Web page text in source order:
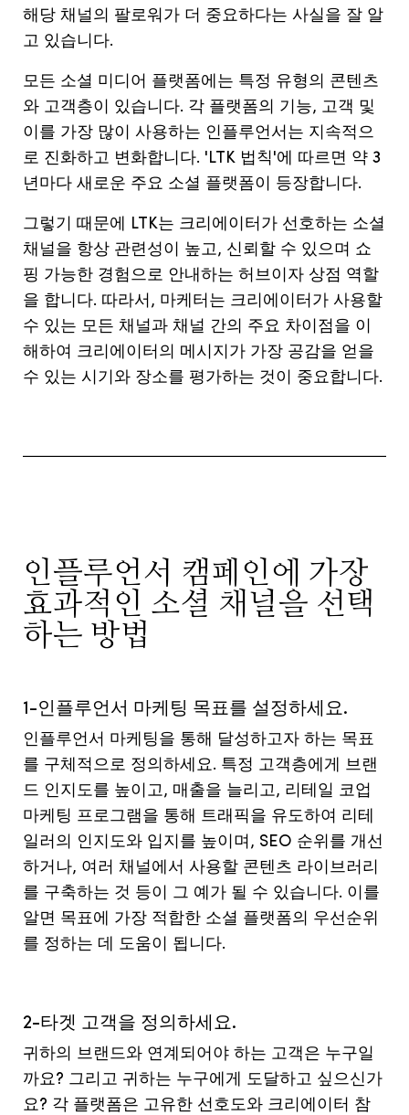
해당 채널의 팔로워가 더 중요하다는 사실을 잘 알
고 있습니다.
모든 소셜 미디어 플랫폼에는 특정 유형의 콘텐츠
와 고객층이 있습니다. 각 플랫폼의 기능, 고객 및
이를 가장 많이 사용하는 인플루언서는 지속적으
로 진화하고 변화합니다. 'LTK 법칙'에 따르면 약 3
년마다 새로운 주요 소셜 플랫폼이 등장합니다.
그렇기 때문에 LTK는 크리에이터가 선호하는 소셜
채널을 항상 관련성이 높고, 신뢰할 수 있으며 쇼
핑 가능한 경험으로 안내하는 허브이자 상점 역할
을 합니다. 따라서, 마케터는 크리에이터가 사용할
수 있는 모든 채널과 채널 간의 주요 차이점을 이
해하여 크리에이터의 메시지가 가장 공감을 얻을
수 있는 시기와 장소를 평가하는 것이 중요합니다.
인플루언서 캠페인에 가장
효과적인 소셜 채널을 선택
하는 방법
1-인플루언서 마케팅 목표를 설정하세요.
인플루언서 마케팅을 통해 달성하고자 하는 목표
를 구체적으로 정의하세요. 특정 고객층에게 브랜
드 인지도를 높이고, 매출을 늘리고, 리테일 코업
마케팅 프로그램을 통해 트래픽을 유도하여 리테
일러의 인지도와 입지를 높이며, SEO 순위를 개선
하거나, 여러 채널에서 사용할 콘텐츠 라이브러리
를 구축하는 것 등이 그 예가 될 수 있습니다. 이를
알면 목표에 가장 적합한 소셜 플랫폼의 우선순위
를 정하는 데 도움이 됩니다.
2-타겟 고객을 정의하세요.
귀하의 브랜드와 연계되어야 하는 고객은 누구일
까요? 그리고 귀하는 누구에게 도달하고 싶으신가
요? 각 플랫폼은 고유한 선호도와 크리에이터 참